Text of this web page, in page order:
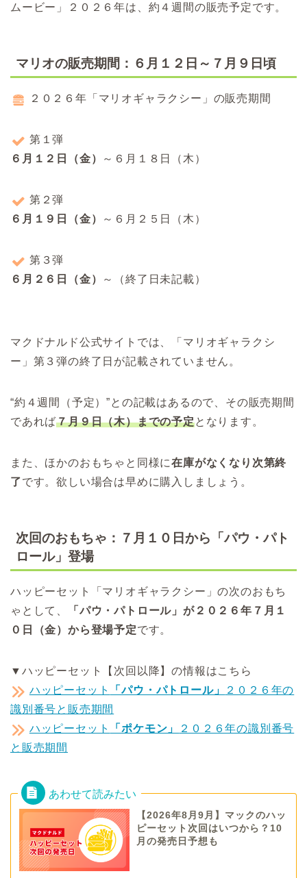
ムービー」２０２６年は、約４週間の販売予定です。
マリオの販売期間：６月１２日～７月９日頃
２０２６年「マリオギャラクシー」の販売期間
第１弾
６月１２日（金）
～６月１８日（木）
第２弾
６月１９日（金）
～６月２５日（木）
第３弾
６月２６日（金）
～（終了日未記載）
マクドナルド公式サイトでは、「マリオギャラクシ
ー」第３弾の終了日が記載されていません。
“約４週間（予定）”との記載はあるので、その販売期間
であれば７月９日（木）までの予定となります。
また、ほかのおもちゃと同様に在庫がなくなり次第終
了です。欲しい場合は早めに購入しましょう。
次回のおもちゃ：７月１０日から「パウ・パト
ロール」登場
ハッピーセット「マリオギャラクシー」の次のおもち
ゃとして、
「パウ・パトロール」が２０２６年７月１
０日（金）から登場予定です。
▼ハッピーセット【次回以降】の情報はこちら
ハッピーセット
「パウ・パトロール」
２０２６年の
識別番号と販売期間
ハッピーセット
「ポケモン」
２０２６年の識別番号
と販売期間
【2026年8月9月】マックのハッ
ピーセット次回はいつから？10
月の発売日予想も